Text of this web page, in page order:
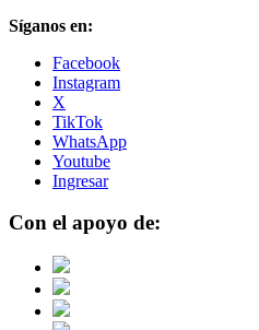
Síganos en:
Facebook
Instagram
X
TikTok
WhatsApp
Youtube
Ingresar
Con el apoyo de: